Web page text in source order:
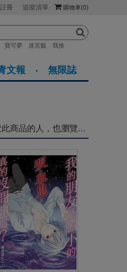
購物車(0)
註冊 追蹤清單
寶可夢 迷宮飯 我推
蘭 馬來西亞
賓
文報 無限誌
商品的人，也瀏覽...